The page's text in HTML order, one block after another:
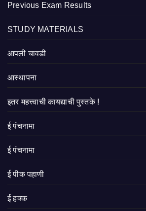
Previous Exam Results
STUDY MATERIALS
आपली चावडी
आस्थापना
इतर महत्त्वाची कायद्याची पुस्तके !
ई पंचनामा
ई पंचनामा
ई पीक पहाणी
ई हक्क